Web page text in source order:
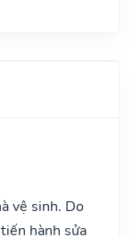
vệ sinh. Do
hành sửa